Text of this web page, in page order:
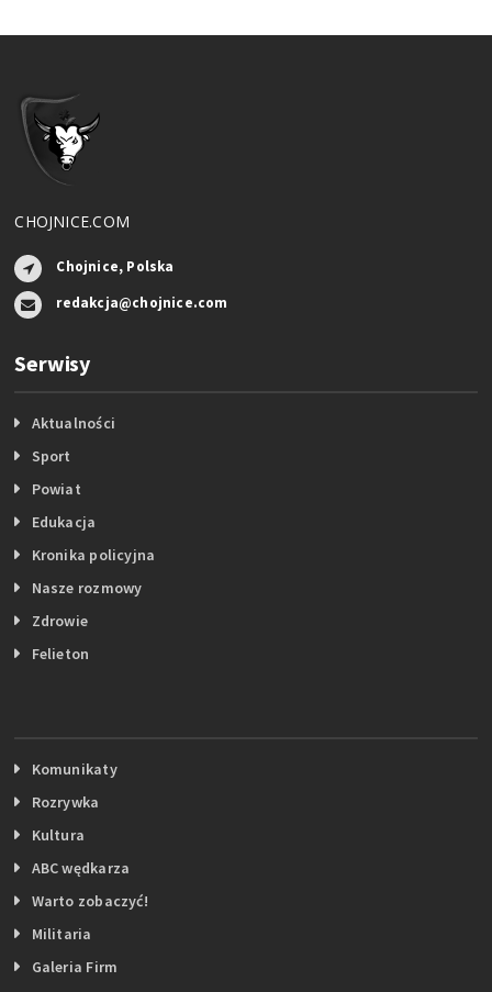
CHOJNICE.COM
Chojnice, Polska
redakcja@chojnice.com
Serwisy
Aktualności
Sport
Powiat
Edukacja
Kronika policyjna
Nasze rozmowy
Zdrowie
Felieton
Komunikaty
Rozrywka
Kultura
ABC wędkarza
Warto zobaczyć!
Militaria
Galeria Firm